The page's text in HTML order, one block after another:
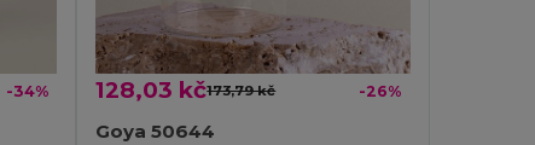
-34% 128,03 kč173,79 kč -26%
Goya 50644